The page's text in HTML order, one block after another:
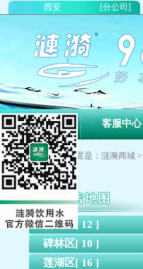
[分公司]
西安
首页 客服中心
您现在的位置是：涟漪商城 >
新城区[ 12 ]
碑林区[ 10 ]
莲湖区[ 16 ]